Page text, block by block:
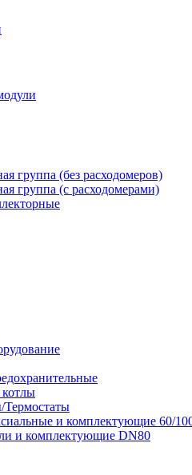
группа (без расходомеров)
группа (с расходомерами)
Термостаты
и комплектующие 60/
и комплектующие DN80